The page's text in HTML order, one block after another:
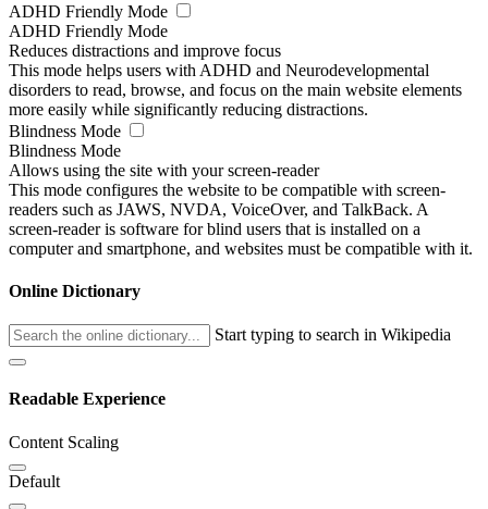
ADHD Friendly Mode
ADHD Friendly Mode
Reduces distractions and improve focus
This mode helps users with ADHD and Neurodevelopmental
disorders to read, browse, and focus on the main website elements
more easily while significantly reducing distractions.
Blindness Mode
Blindness Mode
Allows using the site with your screen-reader
This mode configures the website to be compatible with screen-
readers such as JAWS, NVDA, VoiceOver, and TalkBack. A
screen-reader is software for blind users that is installed on a
computer and smartphone, and websites must be compatible with it.
Online Dictionary
Start typing to search in Wikipedia
Readable Experience
Content Scaling
Default